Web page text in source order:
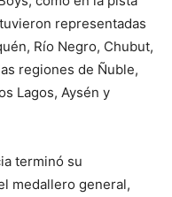
representadas
Río Negro, Chubut,
regiones de Ñuble,
Lagos, Aysén y
terminó su
medallero general,